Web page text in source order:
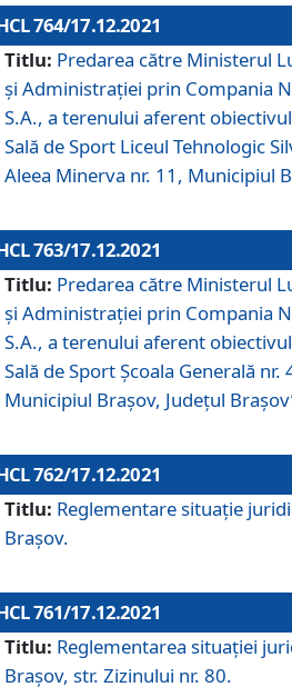
764/17.12.2021
Titlu: Predarea către Ministerul
și Administrației prin Compania
S.A., a terenului aferent
Sală de Sport Liceul Tehnologic
Aleea Minerva nr. 11, Municipiul
763/17.12.2021
Titlu: Predarea către Ministerul
și Administrației prin Compania
S.A., a terenului aferent
Sală de Sport Școala Generală nr.
Municipiul Brașov, Județul
762/17.12.2021
Titlu: Reglementare situație
Brașov.
761/17.12.2021
Titlu: Reglementarea situației
Brașov, str. Zizinului nr. 80.